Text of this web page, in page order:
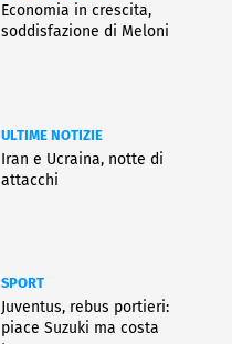
Economia in crescita,
soddisfazione di Meloni
ULTIME NOTIZIE
Iran e Ucraina, notte di
attacchi
SPORT
Juventus, rebus portieri:
piace Suzuki ma costa